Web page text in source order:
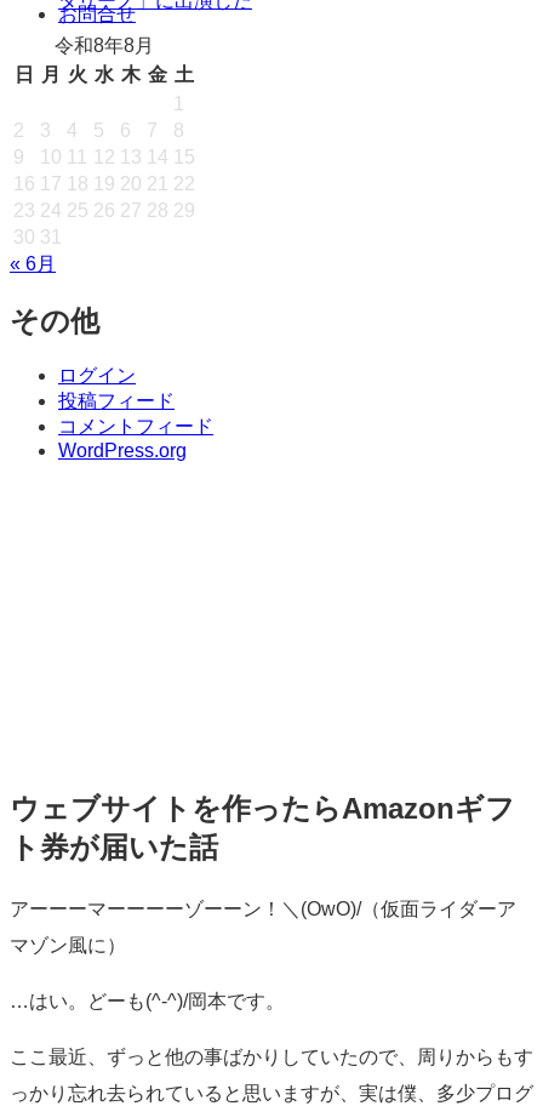
プ
お問合せ
令和8年8月
日
月 火 水 木 金 土
1
2
3 4 5 6 7
8
9
10 11 12 13 14 15
16 17 18 19 20 21 22
23 24 25 26 27 28 29
30 31
« 6月
その他
ログイン
投稿フィード
コメントフィード
WordPress.org
ウェブサイトを作ったらAmazonギフ
ト券が届いた話
標
アーーーマーーーーゾーーン！ ＼(OwO)/（仮面ライダーア
マゾン風に）
…はい。どーも(^-^)/岡本です。
ここ最近、ずっと他の事ばかりしていたので、周りからもす
っかり忘れ去られていると思いますが、実は僕、多少プログ